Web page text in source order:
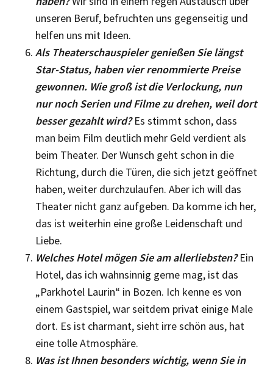
unseren Beruf, befruchten uns gegenseitig und
helfen uns mit Ideen.
Als Theaterschauspieler genießen Sie längst
Star-Status, haben vier renommierte Preise
gewonnen. Wie groß ist die Verlockung, nun
nur noch Serien und Filme zu drehen, weil dort
besser gezahlt wird?Es stimmt schon, dass
man beim Film deutlich mehr Geld verdient als
beim Thea­ter. Der Wunsch geht schon in die
Richtung, durch die Türen, die sich jetzt geöffnet
haben, weiter durchzulaufen. Aber ich will das
Theater nicht ganz aufgeben. Da komme ich her,
das ist weiterhin eine große Leidenschaft und
Liebe.
Welches Hotel mögen Sie am allerliebsten?Ein
Hotel, das ich wahnsinnig gerne mag, ist das
„Parkhotel Laurin“ in Bozen. Ich kenne es von
einem Gastspiel, war seitdem privat einige Male
dort. Es ist charmant, sieht irre schön aus, hat
eine tolle Atmosphäre.
Was ist Ihnen besonders wichtig, wenn Sie in